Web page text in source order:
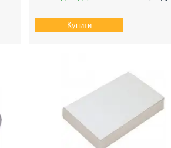
Купити